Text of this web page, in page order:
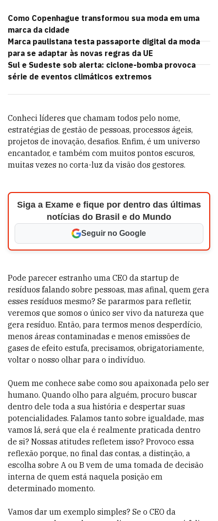
Como Copenhague transformou sua moda em uma
marca da cidade
Marca paulistana testa passaporte digital da moda
para se adaptar às novas regras da UE
Sul e Sudeste sob alerta: ciclone-bomba provoca
série de eventos climáticos extremos
Conheci líderes que chamam todos pelo nome,
estratégias de gestão de pessoas, processos ágeis,
projetos de inovação, desafios. Enfim, é um universo
encantador, e também com muitos pontos escuros,
muitas vezes no corta-luz da visão dos gestores.
Siga a Exame e fique por dentro das últimas
notícias do Brasil e do Mundo
Seguir no Google
Pode parecer estranho uma CEO da startup de
resíduos falando sobre pessoas, mas afinal, quem gera
esses resíduos mesmo? Se pararmos para refletir,
veremos que somos o único ser vivo da natureza que
gera resíduo. Então, para termos menos desperdício,
menos áreas contaminadas e menos emissões de
gases de efeito estufa, precisamos, obrigatoriamente,
voltar o nosso olhar para o indivíduo.
Quem me conhece sabe como sou apaixonada pelo ser
humano. Quando olho para alguém, procuro buscar
dentro dele toda a sua história e despertar suas
potencialidades. Falamos tanto sobre igualdade, mas
vamos lá, será que ela é realmente praticada dentro
de si? Nossas atitudes refletem isso? Provoco essa
reflexão porque, no final das contas, a distinção, a
escolha sobre A ou B vem de uma tomada de decisão
interna de quem está naquela posição em
determinado momento.
Vamos dar um exemplo simples? Se o CEO da